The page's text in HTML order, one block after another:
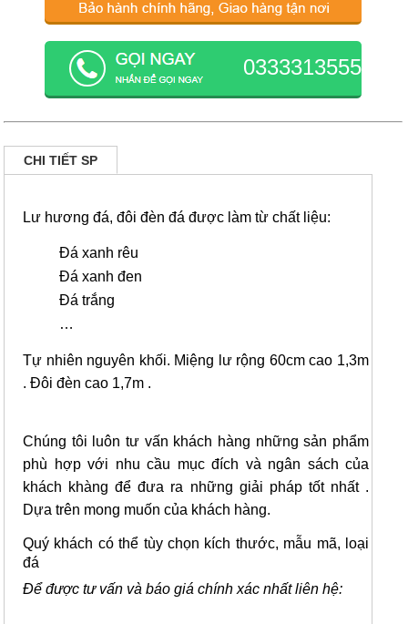
0333313555
CHI TIẾT SP
Lư hương đá, đôi đèn đá được làm từ chất liệu:
Đá xanh rêu
Đá xanh đen
Đá trắng
…
Tự nhiên nguyên khối. Miệng lư rộng 60cm cao 1,3m
. Đôi đèn cao 1,7m .
Chúng tôi luôn tư vấn khách hàng những sản phẩm
phù hợp với nhu cầu mục đích và ngân sách của
khách khàng để đưa ra những giải pháp tốt nhất .
Dựa trên mong muốn của khách hàng.
Quý khách có thể tùy chọn kích thước, mẫu mã, loại
đá
Để được tư vấn và báo giá chính xác nhất liên hệ: